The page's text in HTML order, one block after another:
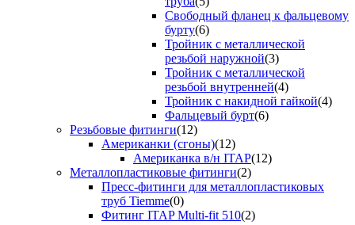
Свободный фланец к фальцевому
бурту(6)
Тройник с металлической
резьбой наружной(3)
Тройник с металлической
резьбой внутренней(4)
Тройник с накидной гайкой(4)
Фальцевый бурт(6)
Резьбовые фитинги(12)
Американки (сгоны)(12)
Американка в/н ITAP(12)
Металлопластиковые фитинги(2)
Пресс-фитинги для металлопластиковых
труб Tiemme(0)
Фитинг ITAP Multi-fit 510(2)